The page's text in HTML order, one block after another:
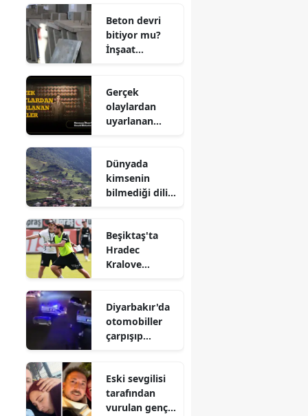
fiyatlarında
%30 indirim
Beton devri
bitiyor mu?
İnşaat
kullanılacak?
Gerçek
olaylardan
uyarlanan
ilhan veren
gerçek
hikayeler
Dünyada
kimsenin
bilmediği dilin
Beşiktaş'ta
Hradec
Kralove
tamamlandı
Diyarbakır'da
otomobiller
çarpışıp
Eski sevgilisi
tarafından
vurulan genç